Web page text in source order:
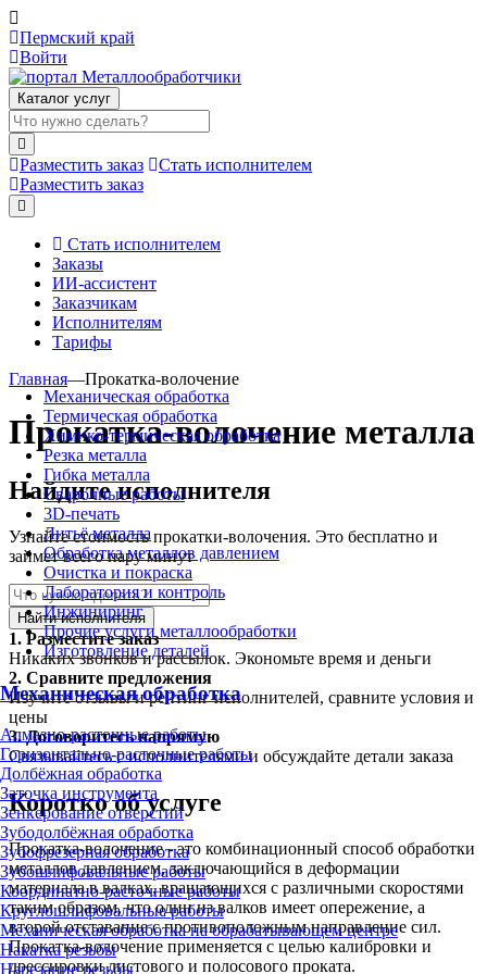
Пермский край
Войти
Каталог услуг
Разместить заказ
Стать исполнителем
Разместить заказ
Стать исполнителем
Заказы
ИИ-ассистент
Заказчикам
Исполнителям
Тарифы
Механическая обработка
Термическая обработка
Химико-термическая обработка
Резка металла
Гибка металла
Сварочные работы
3D-печать
Литьё металла
Обработка металлов давлением
Очистка и покраска
Лаборатория и контроль
Инжиниринг
Прочие услуги металлообработки
Изготовление деталей
Механическая обработка
Алмазно-расточные работы
Горизонтально-расточные работы
Долбёжная обработка
Заточка инструмента
Зенкерование отверстий
Зубодолбёжная обработка
Зубофрезерная обработка
Зубошлифовальные работы
Координатно-расточные работы
Круглошлифовальные работы
Механическая обработка на обрабатывающем центре
Накатка резьбы
Нарезание резьбы
Главная—Прокатка-волочение
Прокатка-волочение металла
Найдите исполнителя
Узнайте стоимость прокатки-волочения. Это бесплатно и
займет всего пару минут
Найти исполнителя
1. Разместите заказ
Никаких звонков и рассылок. Экономьте время и деньги
2. Сравните предложения
Изучите отзывы и рейтинг исполнителей, сравните условия и
цены
3.Договоритесь напрямую
Связывайтесь с исполнителями и обсуждайте детали заказа
Коротко об услуге
Прокатка-волочение - это комбинационный способ обработки
металлов давлением, заключающийся в деформации
материала в валках, вращающихся с различными скоростями
таким образом, что один из валков имеет опережение, а
второй отставание с противоположным направление сил.
Прокатка-волочение применяется с целью калибровки и
дрессировки листового и полосового проката.